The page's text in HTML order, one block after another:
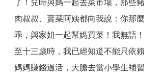
了！兒時與媽一起去菜市場，那些豬
肉叔叔、賣菜阿姨都向我說：你那麼
乖，與家姐一起幫媽買菜！我無語！
至十三歲時，我已經知道不能只依賴
媽媽賺錢過活，大膽去當小學生補習